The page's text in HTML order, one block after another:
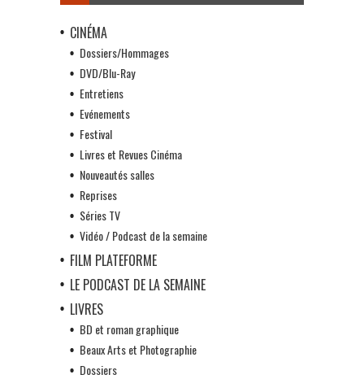
CINÉMA
Dossiers/Hommages
DVD/Blu-Ray
Entretiens
Evénements
Festival
Livres et Revues Cinéma
Nouveautés salles
Reprises
Séries TV
Vidéo / Podcast de la semaine
FILM PLATEFORME
LE PODCAST DE LA SEMAINE
LIVRES
BD et roman graphique
Beaux Arts et Photographie
Dossiers